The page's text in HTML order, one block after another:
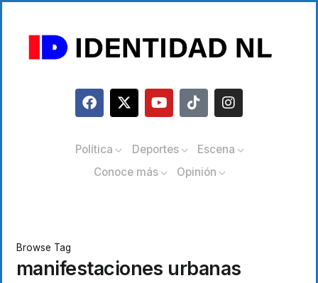
Política Deportes
Escena
Conoce más
Opinión
Browse Tag
manifestaciones urbanas